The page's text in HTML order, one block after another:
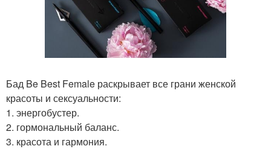
Бад Be Best Female раскрывает все грани женской
красоты и сексуальности:
1. энергобустер.
2. гормональный баланс.
3. красота и гармония.